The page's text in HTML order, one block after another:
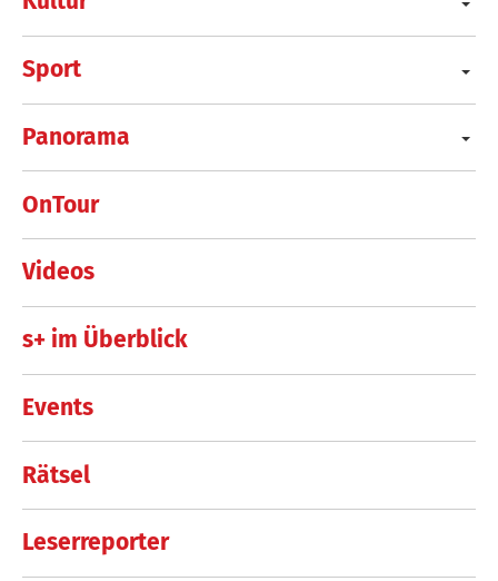
Sport
Panorama
OnTour
Videos
s+ im Überblick
Events
Rätsel
Leserreporter